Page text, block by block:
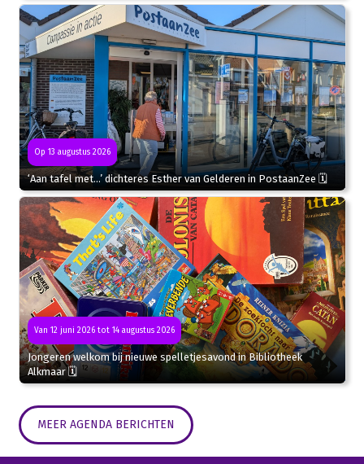
Op 13 augustus 2026
‘Aan tafel met…’ dichteres Esther van Gelderen in PostaanZee 🗓
Van 12 juni 2026 tot 14 augustus 2026
Jongeren welkom bij nieuwe spelletjesavond in Bibliotheek
Alkmaar 🗓
MEER AGENDA BERICHTEN